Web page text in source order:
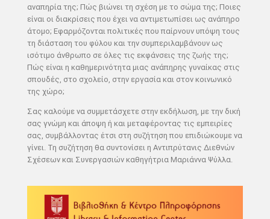
αναπηρία της; Πώς βιώνει τη σχέση με το σώμα της; Ποιες
είναι οι διακρίσεις που έχει να αντιμετωπίσει ως ανάπηρο
άτομο; Εφαρμόζονται πολιτικές που παίρνουν υπόψη τους
τη διάσταση του φύλου και την συμπεριλαμβάνουν ως
ισότιμο άνθρωπο σε όλες τις εκφάνσεις της ζωής της;
Πώς είναι η καθημερινότητα μιας ανάπηρης γυναίκας στις
σπουδές, στο σχολείο, στην εργασία και στον κοινωνικό
της χώρο;
Σας καλούμε να συμμετάσχετε στην εκδήλωση, με την δική
σας γνώμη και άποψη ή και μεταφέροντας τις εμπειρίες
σας, συμβάλλοντας έτσι στη συζήτηση που επιδιώκουμε να
γίνει. Τη συζήτηση θα συντονίσει η Αντιπρύτανις Διεθνών
Σχέσεων και Συνεργασιών καθηγήτρια Μαριάννα Ψύλλα.